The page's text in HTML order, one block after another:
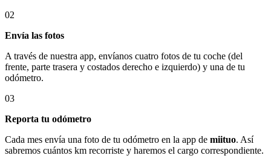
02
Envía las fotos
A través de nuestra app, envíanos cuatro fotos de tu coche (del
frente, parte trasera y costados derecho e izquierdo) y una de tu
odómetro.
03
Reporta tu odómetro
Cada mes envía una foto de tu odómetro en la app de miituo. Así
sabremos cuántos km recorriste y haremos el cargo correspondiente.